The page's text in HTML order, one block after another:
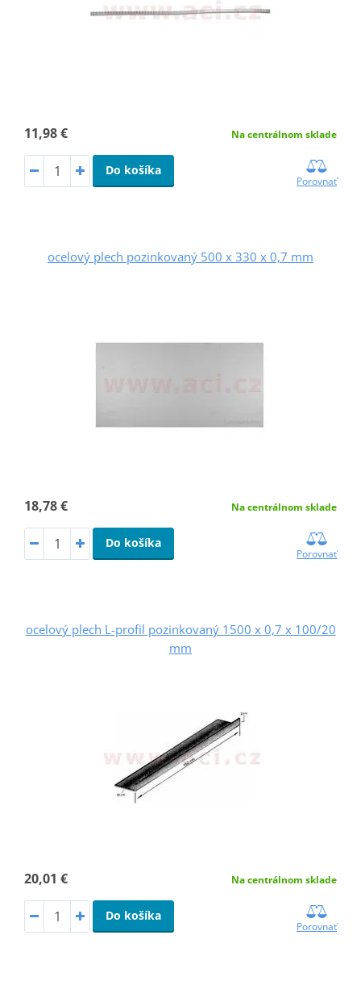
11,98 € Na centrálnom sklade
Do košíka
Porovnať
ocelový plech pozinkovaný 500 x 330 x 0,7 mm
18,78 € Na centrálnom sklade
Do košíka
Porovnať
ocelový plech L-profil pozinkovaný 1500 x 0,7 x 100/20
mm
20,01 € Na centrálnom sklade
Do košíka
Porovnať